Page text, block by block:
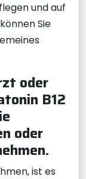
und auf
Sie
oder
B12
oder
ist es